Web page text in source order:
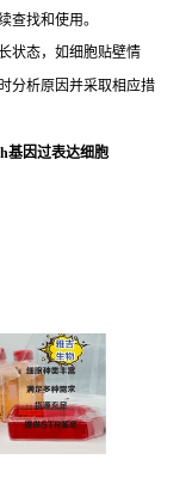
查找和使用。
状态，如细胞贴壁情
分析原因并采取相应措
基因过表达细胞